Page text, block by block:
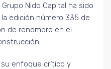
Nido Capital ha sido
edición número 335 de
de renombre en el
enfoque crítico y